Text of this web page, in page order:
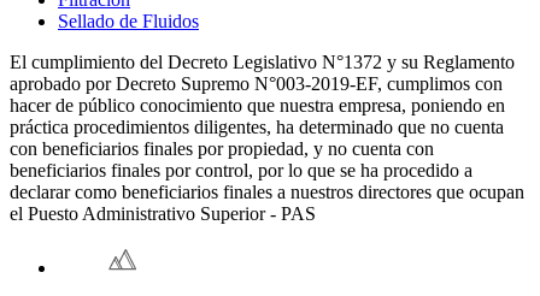
Sellado de Fluidos
El cumplimiento del Decreto Legislativo N°1372 y su Reglamento
aprobado por Decreto Supremo N°003-2019-EF, cumplimos con
hacer de público conocimiento que nuestra empresa, poniendo en
práctica procedimientos diligentes, ha determinado que no cuenta
con beneficiarios finales por propiedad, y no cuenta con
beneficiarios finales por control, por lo que se ha procedido a
declarar como beneficiarios finales a nuestros directores que ocupan
el Puesto Administrativo Superior - PAS